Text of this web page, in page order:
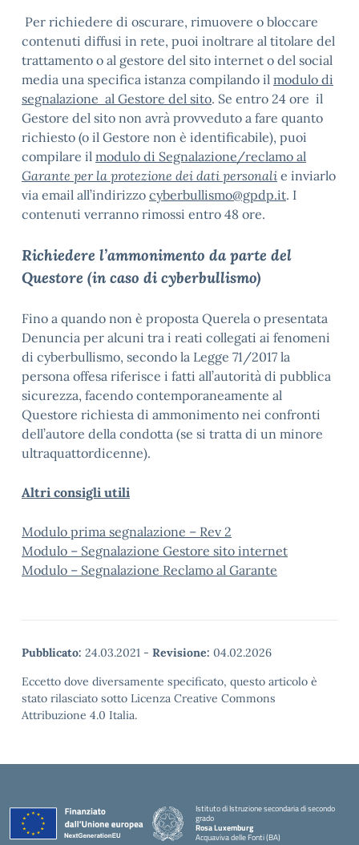
Per richiedere di oscurare, rimuovere o bloccare
contenuti diffusi in rete, puoi inoltrare al titolare del
trattamento o al gestore del sito internet o del social
media una specifica istanza compilando il modulo di
segnalazione al Gestore del sito. Se entro 24 ore il
Gestore del sito non avrà provveduto a fare quanto
richiesto (o il Gestore non è identificabile), puoi
compilare il modulo di Segnalazione/reclamo al
Garante per la protezione dei dati personali e inviarlo
via email all’indirizzo cyberbullismo@gpdp.it. I
contenuti verranno rimossi entro 48 ore.
Richiedere l’ammonimento da parte del
Questore (in caso di cyberbullismo)
Fino a quando non è proposta Querela o presentata
Denuncia per alcuni tra i reati collegati ai fenomeni
di cyberbullismo, secondo la Legge 71/2017 la
persona offesa riferisce i fatti all’autorità di pubblica
sicurezza, facendo contemporaneamente al
Questore richiesta di ammonimento nei confronti
dell’autore della condotta (se si tratta di un minore
ultraquattordicenne).
Altri consigli utili
Modulo prima segnalazione – Rev 2
Modulo – Segnalazione Gestore sito internet
Modulo – Segnalazione Reclamo al Garante
Pubblicato: 24.03.2021 - Revisione: 04.02.2026
Eccetto dove diversamente specificato, questo articolo è
stato rilasciato sotto Licenza Creative Commons
Attribuzione 4.0 Italia.
Istituto di Istruzione secondaria di secondo
grado
Rosa Luxemburg
Acquaviva delle Fonti (BA)